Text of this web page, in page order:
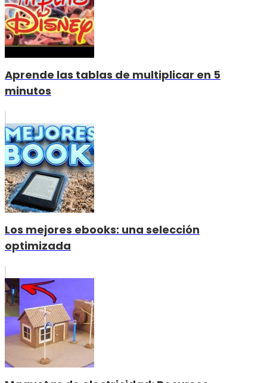
Aprende las tablas de multiplicar en 5
minutos
Los mejores ebooks: una selección
optimizada